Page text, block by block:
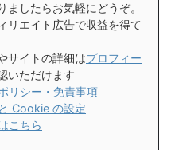
ましたらお気軽にどうぞ。
リエイト広告で収益を得て
サイトの詳細はプロフィー
いただけます
リシー・免責事項
Cookie の設定
こちら